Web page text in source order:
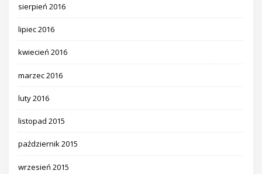
sierpień 2016
lipiec 2016
kwiecień 2016
marzec 2016
luty 2016
listopad 2015
październik 2015
wrzesień 2015